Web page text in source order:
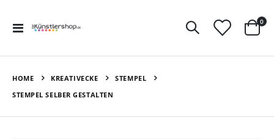
Navigation
0
HOME KREATIVECKE
STEMPEL
STEMPEL SELBER GESTALTEN